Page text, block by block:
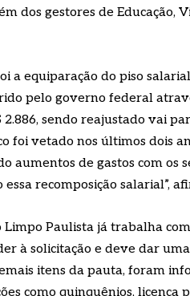
dos gestores de Educação,
a equiparação do piso
pelo governo federal
sendo reajustado vai
foi vetado nos últimos dois
aumentos de gastos com os
recomposição salarial”,
Paulista já trabalha
à solicitação e deve dar
itens da pauta, foram
como quinquênios, licença